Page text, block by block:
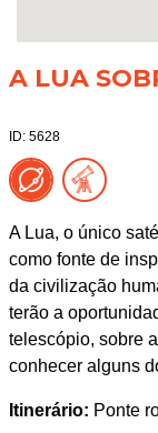
A LUA
ID: 5628
A Lua, o único
como fonte de
da civilização
terão a
telescópio, sobre
conhecer alguns
Itinerário: Ponte